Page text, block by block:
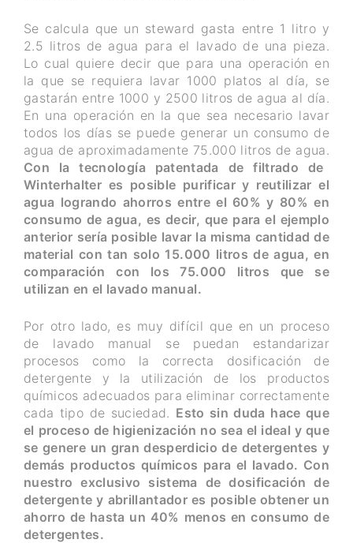
Se calcula que un steward gasta entre 1 litro y
2.5 litros de agua para el lavado de una pieza.
Lo cual quiere decir que para una operación en
la que se requiera lavar 1000 platos al día, se
gastarán entre 1000 y 2500 litros de agua al día.
En una operación en la que sea necesario lavar
todos los días se puede generar un consumo de
agua de aproximadamente 75.000 litros de agua.
Con la tecnología patentada de filtrado de
Winterhalter es posible purificar y reutilizar el
agua logrando ahorros entre el 60% y 80% en
consumo de agua, es decir, que para el ejemplo
anterior sería posible lavar la misma cantidad de
material con tan solo 15.000 litros de agua, en
comparación con los 75.000 litros que se
utilizan en el lavado manual.
Por otro lado, es muy difícil que en un proceso
de lavado manual se puedan estandarizar
procesos como la correcta dosificación de
detergente y la utilización de los productos
químicos adecuados para eliminar correctamente
cada tipo de suciedad. Esto sin duda hace que
el proceso de higienización no sea el ideal y que
se genere un gran desperdicio de detergentes y
demás productos químicos para el lavado. Con
nuestro exclusivo sistema de dosificación de
detergente y abrillantador es posible obtener un
ahorro de hasta un 40% menos en consumo de
detergentes.